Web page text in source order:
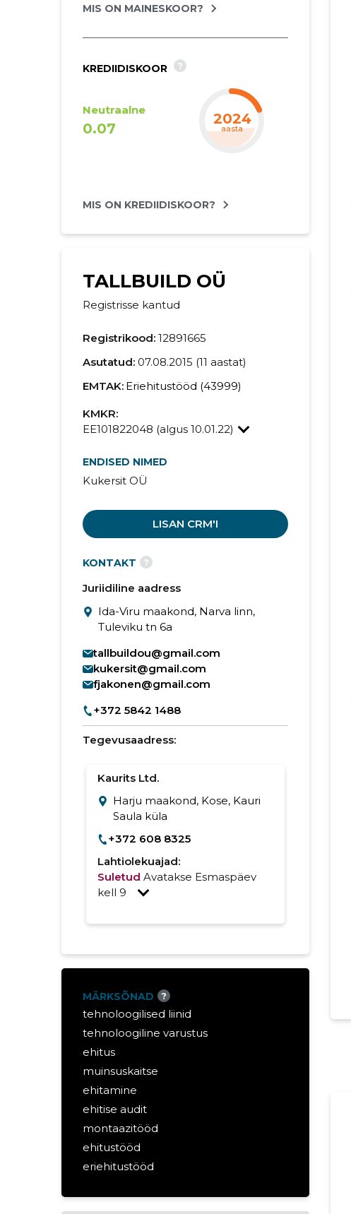
MIS ON MAINESKOOR?
KREDIIDISKOOR ?
Neutraalne
0.07
2025
aasta
MIS ON KREDIIDISKOOR?
TALLBUILD OÜ
Registrisse kantud
Registrikood: 12891665
Asutatud: 07.08.2015 (11 aastat)
EMTAK: Eriehitustööd (43999)
KMKR:
EE101822048 (algus 10.01.22)
ENDISED NIMED
Kukersit OÜ
LISAN CRM'I
KONTAKT ?
Juriidiline aadress
Ida-Viru maakond, Narva linn,
Tuleviku tn 6a
tallbuildou@gmail.com
kukersit@gmail.com
fjakonen@gmail.com
+372 5842 1488
Tegevusaadress:
Kaurits Ltd.
Harju maakond, Kose, Kauri
Saula küla
+372 608 8325
Lahtiolekuajad:
Suletud Avatakse Esmaspäev
kell 9
MÄRKSÕNAD ?
tehnoloogilised liinid
tehnoloogiline varustus
ehitus
muinsuskaitse
ehitamine
ehitise audit
montaazitööd
ehitustööd
eriehitustööd